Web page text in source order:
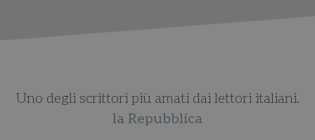
amati dai lettori italiani. Glenn Cooper
indiscutibile talento